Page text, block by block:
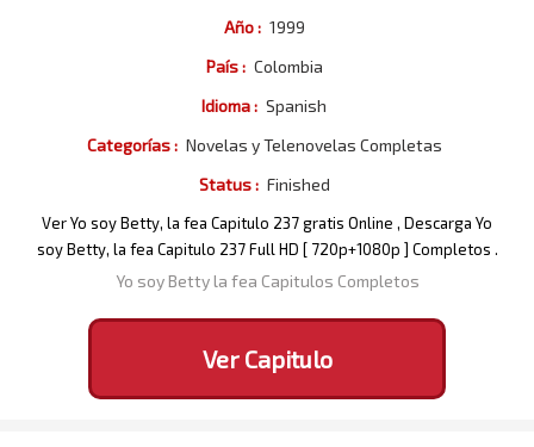
Año : 1999
País : Colombia
Idioma : Spanish
Categorías : Novelas y Telenovelas Completas
Status : Finished
Ver Yo soy Betty, la fea Capitulo 237 gratis Online , Descarga Yo
soy Betty, la fea Capitulo 237 Full HD [ 720p+1080p ] Completos .
Yo soy Betty la fea Capitulos Completos
Ver Capitulo